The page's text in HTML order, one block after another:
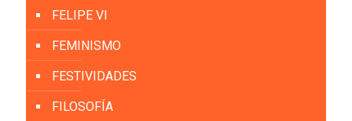
FELIPE VI
FEMINISMO
FESTIVIDADES
FILOSOFÍA